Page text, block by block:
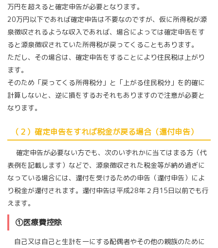
万円を超えると確定申告が必要となります。
20万円以下であれば確定申告は不要なのですが、仮に所得税が源
泉徴収されるような収入であれば、場合によっては確定申告をす
ると源泉徴収されていた所得税が戻ってくることもあります。
ただし、その場合は、確定申告をすることにより住民税は上がり
ます。
そのため「戻ってくる所得税分」と「上がる住民税分」を的確に
計算しないと、逆に損をするおそれもありますので注意が必要と
なります。
（２）確定申告をすれば税金が戻る場合（還付申告）
確定申告が必要ない方でも、次のいずれかに当てはまる方（代
表例を記載します）などで、源泉徴収された税金等が納め過ぎに
なっている場合には、還付を受けるための申告（還付申告）によ
り税金が還付されます。還付申告は平成28年２月15日以前でも行
えます。
①医療費控除
自己又は自己と生計を一にする配偶者やその他の親族のために